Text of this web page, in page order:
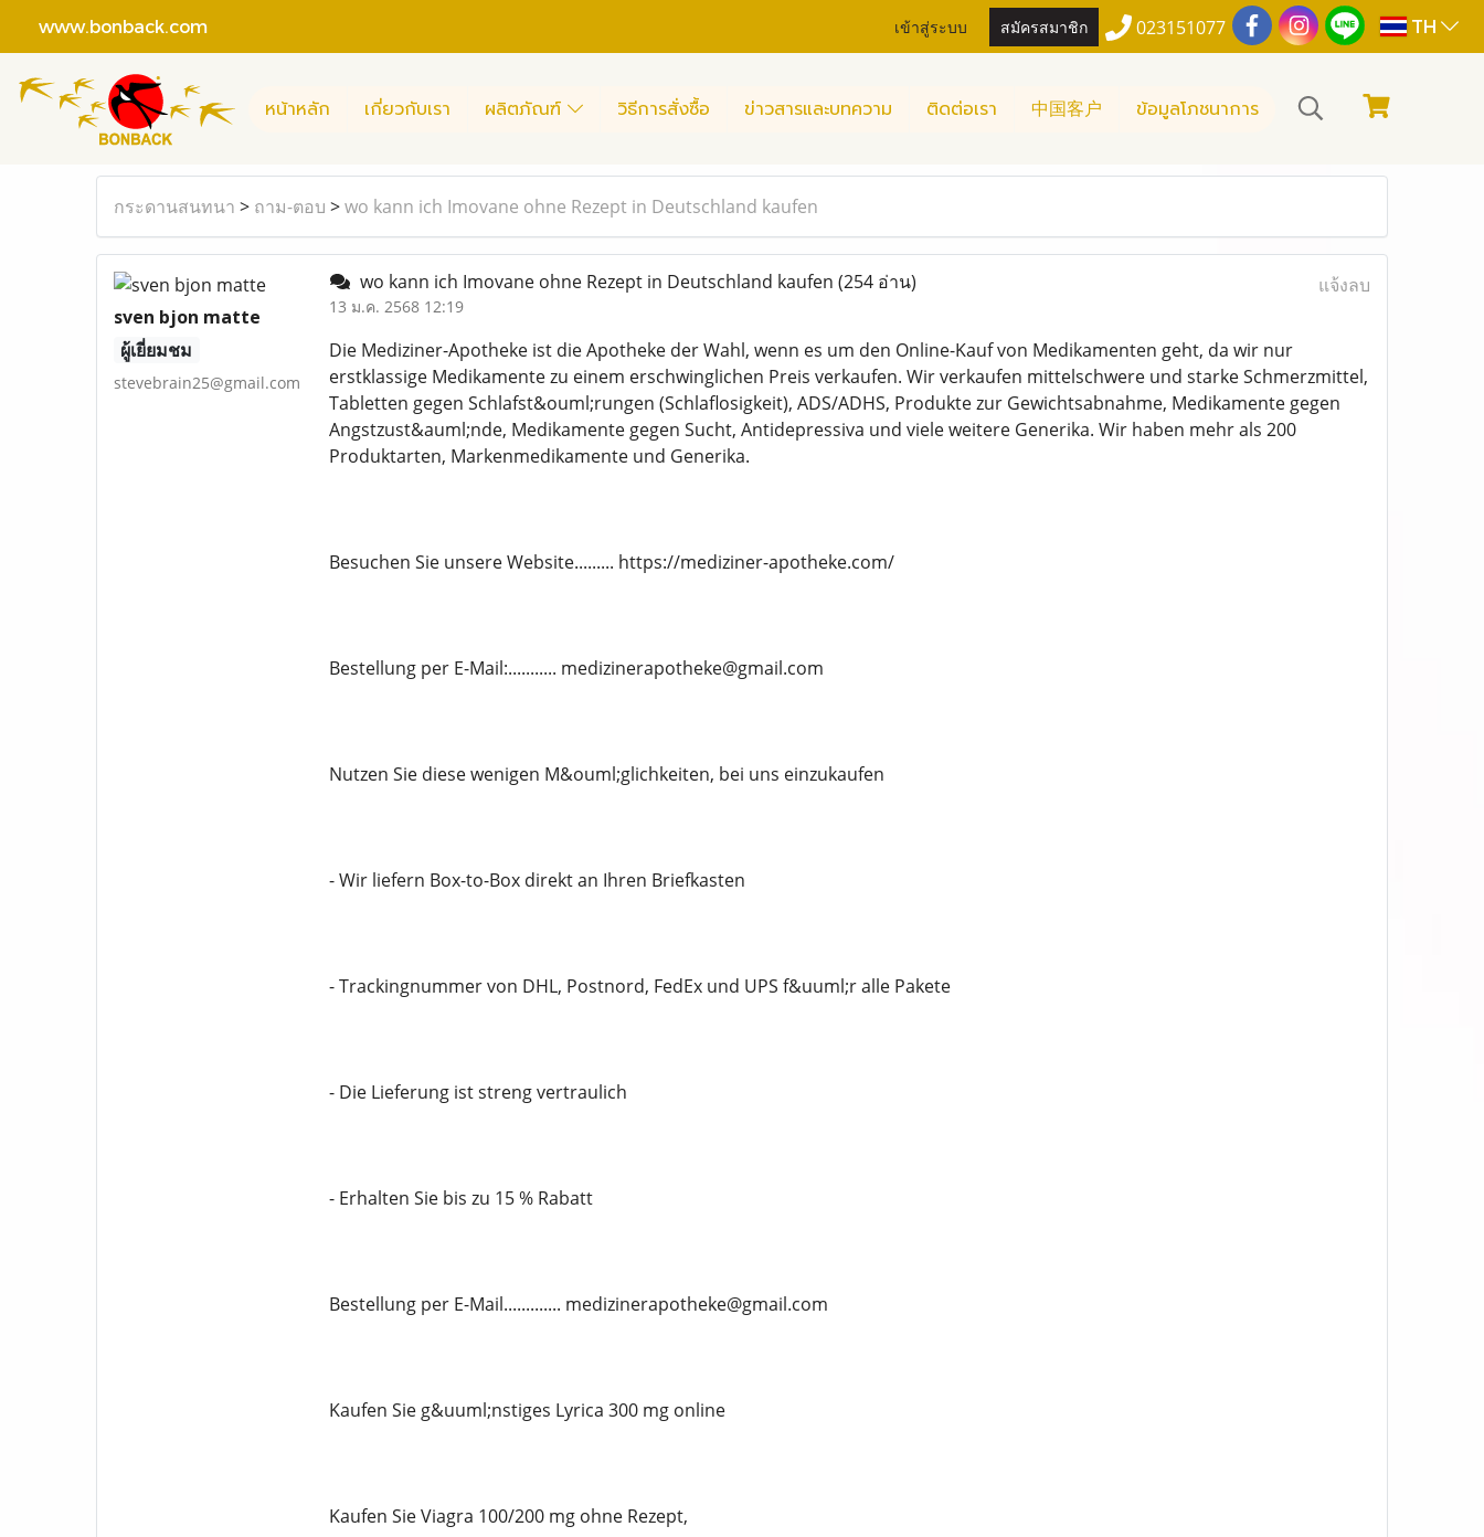
www.bonback.com เข้าสู่ระบบ สมัครสมาชิก 023151077 TH
หน้าหลัก เกี่ยวกับเรา ผลิตภัณฑ์ วิธีการสั่งซื้อ ข่าวสารและบทความ ติดต่อเรา 中国客户 ข้อมูลโภชนาการ
กระดานสนทนา > ถาม-ตอบ >wo kann ich Imovane ohne Rezept in Deutschland kaufen
sven bjon matte
ผู้เยี่ยมชม
stevebrain25@gmail.com
wo kann ich Imovane ohne Rezept in Deutschland kaufen (254 อ่าน)
13 ม.ค. 2568 12:19
แจ้งลบ
Die Mediziner-Apotheke ist die Apotheke der Wahl, wenn es um den Online-Kauf von Medikamenten geht, da wir nur
erstklassige Medikamente zu einem erschwinglichen Preis verkaufen. Wir verkaufen mittelschwere und starke Schmerzmittel,
Tabletten gegen Schlafst&ouml;rungen (Schlaflosigkeit), ADS/ADHS, Produkte zur Gewichtsabnahme, Medikamente gegen
Angstzust&auml;nde, Medikamente gegen Sucht, Antidepressiva und viele weitere Generika. Wir haben mehr als 200
Produktarten, Markenmedikamente und Generika.
Besuchen Sie unsere Website......... https://mediziner-apotheke.com/
Bestellung per E-Mail:........... medizinerapotheke@gmail.com
Nutzen Sie diese wenigen M&ouml;glichkeiten, bei uns einzukaufen
- Wir liefern Box-to-Box direkt an Ihren Briefkasten
- Trackingnummer von DHL, Postnord, FedEx und UPS f&uuml;r alle Pakete
- Die Lieferung ist streng vertraulich
- Erhalten Sie bis zu 15 % Rabatt
Bestellung per E-Mail............. medizinerapotheke@gmail.com
Kaufen Sie g&uuml;nstiges Lyrica 300 mg online
Kaufen Sie Viagra 100/200 mg ohne Rezept,